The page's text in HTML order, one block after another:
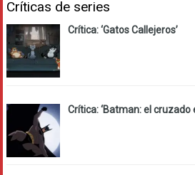
Críticas de series
Crítica: ‘Gatos Callejeros’
Crítica: ‘Batman: el cruzado